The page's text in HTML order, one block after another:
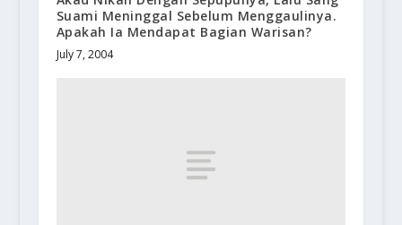
Suami Meninggal Sebelum Menggaulinya.
Apakah Ia Mendapat Bagian Warisan?
July 7, 2004